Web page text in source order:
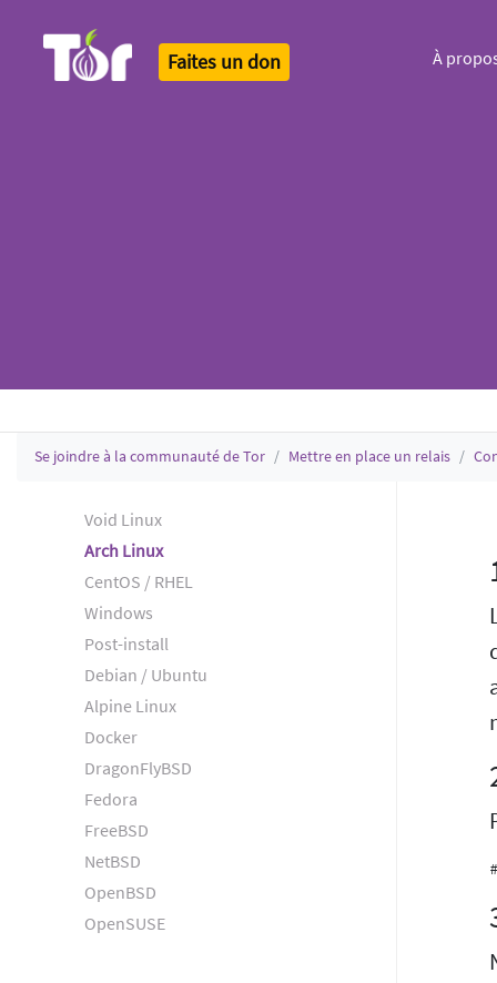
Faites un don À
Se joindre à la communauté de Tor Mettre en place un relais
Void Linux
Arch Linux
CentOS / RHEL
Windows
Post-install
Debian / Ubuntu
Alpine Linux
Docker
DragonFlyBSD
Fedora
FreeBSD
NetBSD
OpenBSD
OpenSUSE